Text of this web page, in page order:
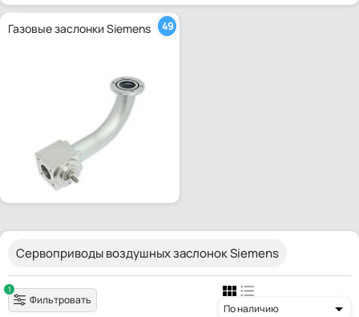
Газовые заслонки Siemens 49
Сервоприводы воздушных заслонок Siemens
1
Фильтровать
По наличию